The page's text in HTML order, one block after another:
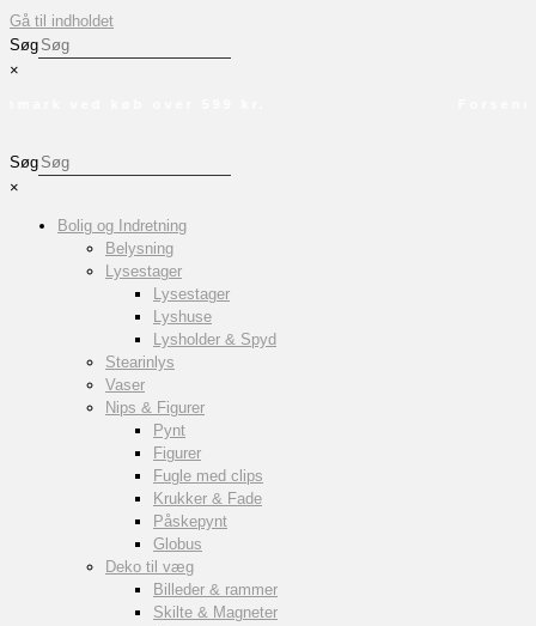
Gå til indholdet
Søg
×
Søg
×
Bolig og Indretning
Belysning
Lysestager
Lysestager
Lyshuse
Lysholder & Spyd
Stearinlys
Vaser
Nips & Figurer
Pynt
Figurer
Fugle med clips
Krukker & Fade
Påskepynt
Globus
Deko til væg
Billeder & rammer
Skilte & Magneter